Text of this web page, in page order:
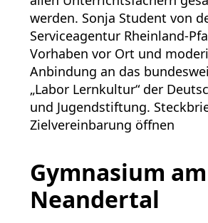
werden. Sonja Student von
Serviceagentur Rheinland-
Vorhaben vor Ort und
Anbindung an das
„Labor Lernkultur“ der
und Jugendstiftung.
Zielvereinbarung öffnen
Gymnasium am
Neandertal